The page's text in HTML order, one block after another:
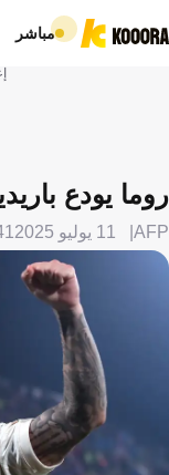
مباشر
روما يودع
AFP 11 يوليو 2025